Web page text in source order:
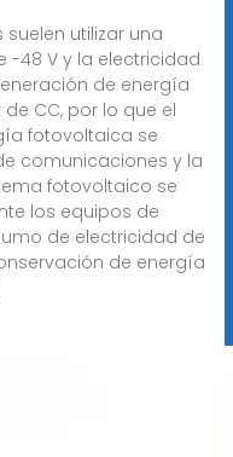
utilizar una
-48 V y la electricidad
de energía
CC, por lo que el
fotovoltaica se
comunicaciones y la
fotovoltaico se
los equipos de
de electricidad de
de energía